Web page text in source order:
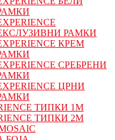
РАМКИ
КРЕМ
СРЕБРЕНИ
ЦРНИ
ТИПКИ 1M
ТИПКИ 2М